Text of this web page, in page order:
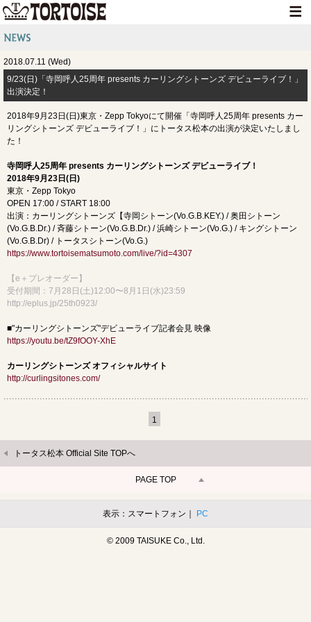
MEDIA INFO
2018.07.11 (Wed)
9/23(日)「寺岡呼人25周年 presents カーリングシトーンズ デビューライブ！」
出演決定！
2018年9月23日(日)東京・Zepp Tokyoにて開催「寺岡呼人25周年 presents カー
リングシトーンズ デビューライブ！」にトータス松本の出演が決定いたしまし
た！
寺岡呼人25周年 presents カーリングシトーンズ デビューライブ！
2018年9月23日(日)
東京・Zepp Tokyo
OPEN 17:00 / START 18:00
出演：カーリングシトーンズ【寺岡シトーン(Vo.G.B.KEY.) / 奥田シトーン
(Vo.G.B.Dr.) / 斉藤シトーン(Vo.G.B.Dr.) / 浜崎シトーン(Vo.G.) / キングシトーン
(Vo.G.B.Dr) / トータスシトーン(Vo.G.)
https://www.tortoisematsumoto.com/live/?id=4307​
【e＋プレオーダー】
受付期間：7月28日(土)12:00〜8月1日(水)23:59
http://eplus.jp/25th0923/
■"カーリングシトーンズ"デビューライブ記者会見 映像
https://youtu.be/tZ9fOOY-XhE
カーリングシトーンズ オフィシャルサイト​
http://curlingsitones.com/
1
トータス松本 Official Site TOPへ
PAGE TOP
表示：スマートフォン｜ PC
© 2009 TAISUKE Co., Ltd.